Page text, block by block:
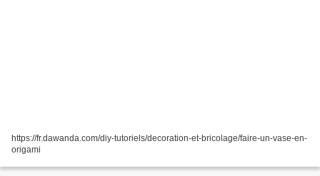
https://fr.dawanda.com/diy-tutoriels/decoration-et-bricolage/faire-un-vase-en-
origami